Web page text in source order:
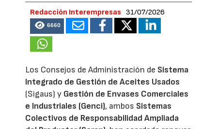
Redacción Interempresas 31/07/2026
6660
Los Consejos de Administración de Sistema
Integrado de Gestión de Aceites Usados
(Sigaus) y Gestión de Envases Comerciales
e Industriales (Genci), ambos Sistemas
Colectivos de Responsabilidad Ampliada